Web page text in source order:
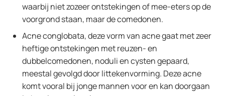
waarbij niet zozeer ontstekingen of mee-eters op de
voorgrond staan, maar de comedonen.
Acne conglobata, deze vorm van acne gaat met zeer
heftige ontstekingen met reuzen- en
dubbelcomedonen, noduli en cysten gepaard,
meestal gevolgd door littekenvorming. Deze acne
komt vooral bij jonge mannen voor en kan doorgaan